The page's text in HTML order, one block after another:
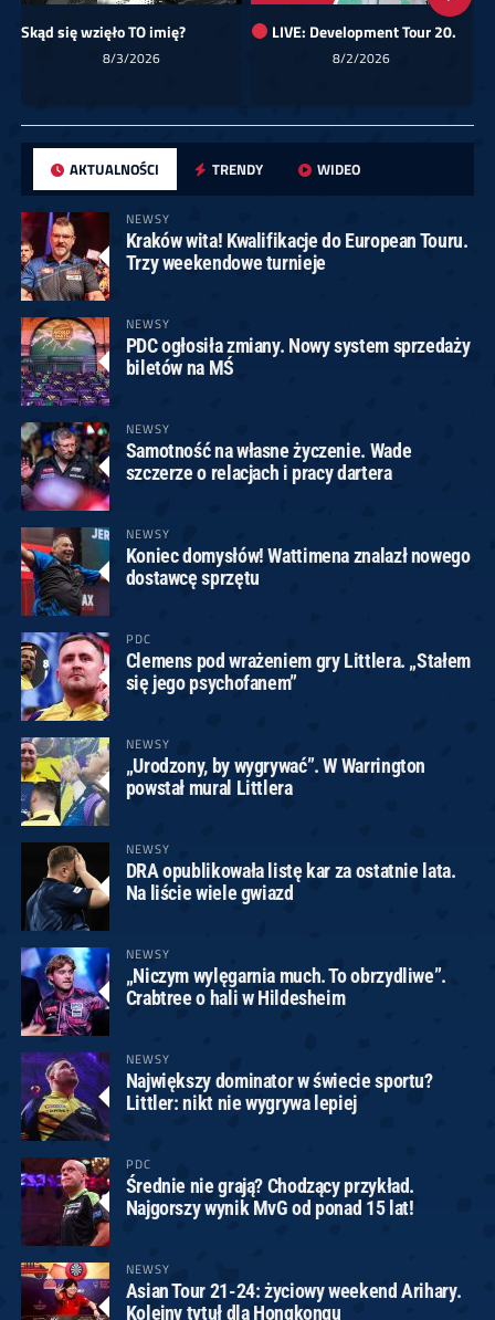
Skąd się wzięło TO imię?
8/3/2026
LIVE: Development Tour 20.
8/2/2026
AKTUALNOŚCI TRENDY WIDEO
NEWSY
Kraków wita! Kwalifikacje do European Touru.
Trzy weekendowe turnieje
NEWSY
PDC ogłosiła zmiany. Nowy system sprzedaży
biletów na MŚ
NEWSY
Samotność na własne życzenie. Wade
szczerze o relacjach i pracy dartera
NEWSY
Koniec domysłów! Wattimena znalazł nowego
dostawcę sprzętu
PDC
Clemens pod wrażeniem gry Littlera. „Stałem
się jego psychofanem”
NEWSY
„Urodzony, by wygrywać”. W Warrington
powstał mural Littlera
NEWSY
DRA opublikowała listę kar za ostatnie lata.
Na liście wiele gwiazd
NEWSY
„Niczym wylęgarnia much. To obrzydliwe”.
Crabtree o hali w Hildesheim
NEWSY
Największy dominator w świecie sportu?
Littler: nikt nie wygrywa lepiej
PDC
Średnie nie grają? Chodzący przykład.
Najgorszy wynik MvG od ponad 15 lat!
NEWSY
Asian Tour 21-24: życiowy weekend Arihary.
Kolejny tytuł dla Hongkongu